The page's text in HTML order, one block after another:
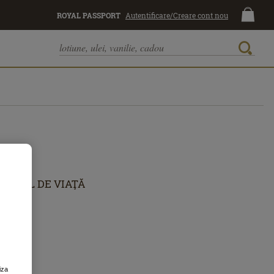
ROYAL PASSPORT Autentificare/Creare cont nou
STIL DE VIAŢĂ